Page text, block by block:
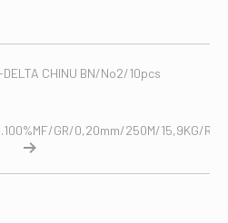
CHINU BN/No2/10pcs
GR/0,20mm/250M/15,9KG/